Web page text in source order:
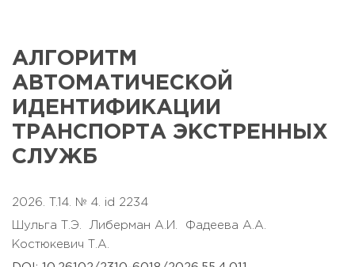
АЛГОРИТМ
АВТОМАТИЧЕСКОЙ
ИДЕНТИФИКАЦИИ
ТРАНСПОРТА ЭКСТРЕННЫХ
СЛУЖБ
2026. T.14. № 4. id 2234
Шульга Т.Э. Либерман А.И. Фадеева А.А.
Костюкевич Т.А.